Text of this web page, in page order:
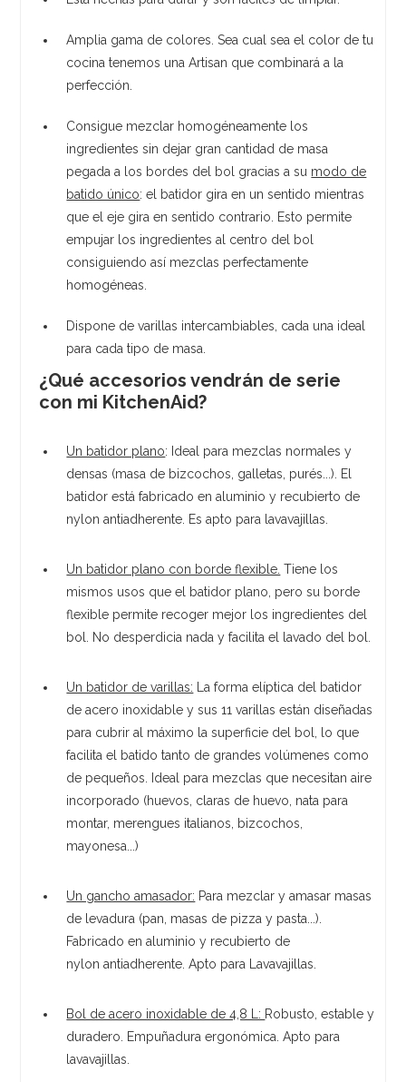
Amplia gama de colores. Sea cual sea el color de tu
cocina tenemos una Artisan que combinará a la
perfección.
Consigue mezclar homogéneamente los
ingredientes sin dejar gran cantidad de masa
pegada a los bordes del bol gracias a su modo de
batido único: el batidor gira en un sentido mientras
que el eje gira en sentido contrario. Esto permite
empujar los ingredientes al centro del bol
consiguiendo así mezclas perfectamente
homogéneas.
Dispone de varillas intercambiables, cada una ideal
para cada tipo de masa.
¿Qué accesorios vendrán de serie
con mi KitchenAid?
Un batidor plano: Ideal para mezclas normales y
densas (masa de bizcochos, galletas, purés...). El
batidor está fabricado en aluminio y recubierto de
nylon antiadherente. Es apto para lavavajillas.
Un batidor plano con borde flexible. Tiene los
mismos usos que el batidor plano, pero su borde
flexible permite recoger mejor los ingredientes del
bol. No desperdicia nada y facilita el lavado del bol.
Un batidor de varillas: La forma elíptica del batidor
de acero inoxidable y sus 11 varillas están diseñadas
para cubrir al máximo la superficie del bol, lo que
facilita el batido tanto de grandes volúmenes como
de pequeños. Ideal para mezclas que necesitan aire
incorporado (huevos, claras de huevo, nata para
montar, merengues italianos, bizcochos,
mayonesa...)
Un gancho amasador: Para mezclar y amasar masas
de levadura (pan, masas de pizza y pasta...).
Fabricado en aluminio y recubierto de
nylon antiadherente. Apto para Lavavajillas.
Bol de acero inoxidable de 4,8 L: Robusto, estable y
duradero. Empuñadura ergonómica. Apto para
lavavajillas.